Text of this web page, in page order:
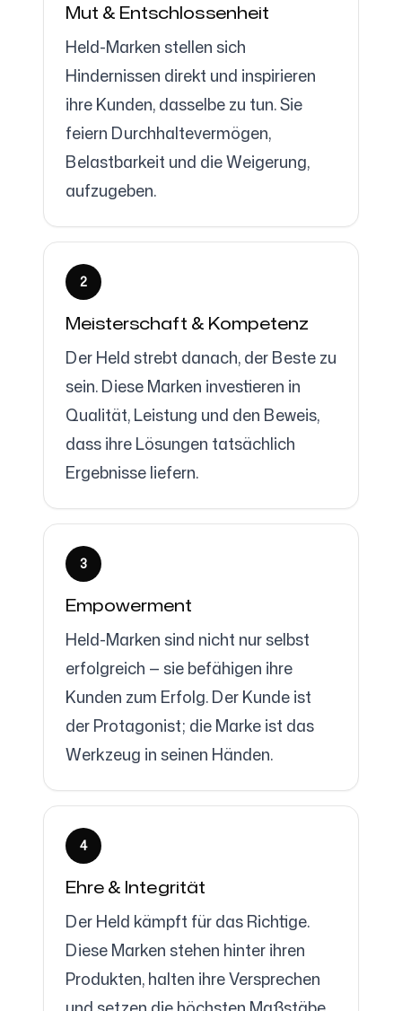
Mut & Entschlossenheit
Held-Marken stellen sich
Hindernissen direkt und inspirieren
ihre Kunden, dasselbe zu tun. Sie
feiern Durchhaltevermögen,
Belastbarkeit und die Weigerung,
aufzugeben.
2
Meisterschaft & Kompetenz
Der Held strebt danach, der Beste zu
sein. Diese Marken investieren in
Qualität, Leistung und den Beweis,
dass ihre Lösungen tatsächlich
Ergebnisse liefern.
3
Empowerment
Held-Marken sind nicht nur selbst
erfolgreich — sie befähigen ihre
Kunden zum Erfolg. Der Kunde ist
der Protagonist; die Marke ist das
Werkzeug in seinen Händen.
4
Ehre & Integrität
Der Held kämpft für das Richtige.
Diese Marken stehen hinter ihren
Produkten, halten ihre Versprechen